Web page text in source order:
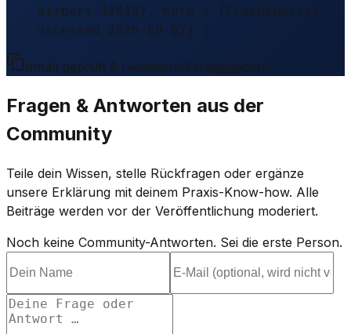
airport-12819}, note = {Frachtportal,
accessed 2026-08-07} }
Inhalt geprüft & redaktionell freigegeben.
Fragen & Antworten aus der
Community
Teile dein Wissen, stelle Rückfragen oder ergänze
unsere Erklärung mit deinem Praxis-Know-how. Alle
Beiträge werden vor der Veröffentlichung moderiert.
Noch keine Community-Antworten. Sei die erste Person.